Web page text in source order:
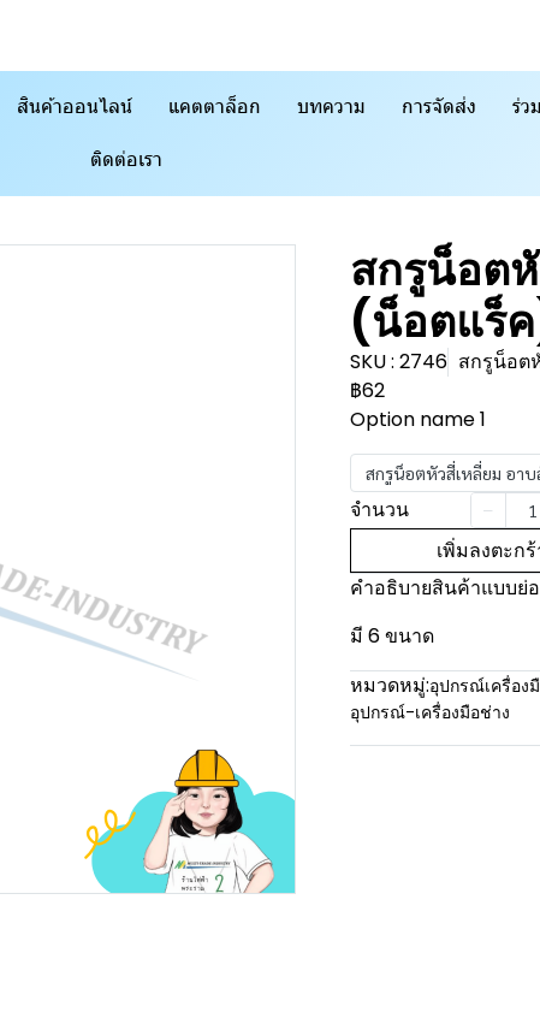
สินค้าออนไลน์ แคตตาล็อก บทความ การจัดส่ง ร่ว
ติดต่อเรา
สกรูน็อต
(น็อตแร็
SKU : 2746 สกรูน็อต
฿62
Option name 1
สกรูน็อตหัวสี่เหลี่ยม อา
จำนวน
เพิ่มลงตะกร้
คำอธิบายสินค้าแบบย่อ
มี 6 ขนาด
หมวดหมู่:อุปกรณ์เครื่อง
อุปกรณ์-เครื่องมือช่าง